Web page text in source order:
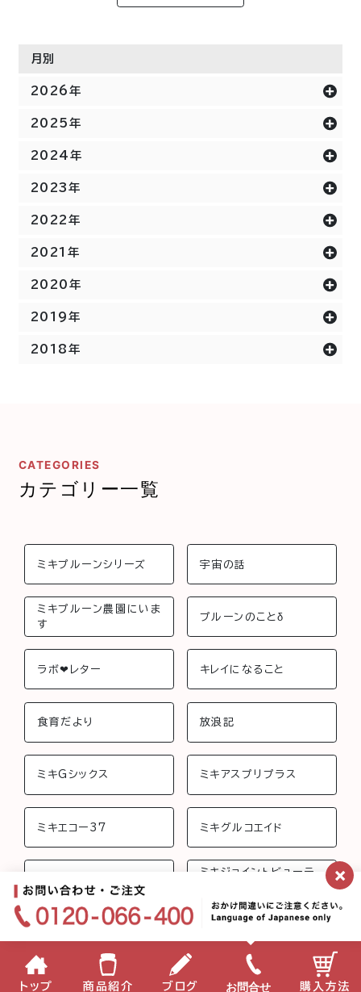
月別
2026年
2025年
2024年
2023年
2022年
2021年
2020年
2019年
2018年
CATEGORIES
カテゴリー一覧
ミキプルーンシリーズ 宇宙の話
ミキプルーン農園にいま
す
プルーンのことδ
ラボ❤︎レター キレイになること
食育だより 放浪記
ミキGシックス ミキアスプリプラス
ミキエコー37 ミキグルコエイド
ミキジョイントビューテ
ミキフローライフ トリニ
ティ
ミキプロティーン95 ス
みらいげんき
×
トップ 商品紹介 ブログ お問合せ 購入方法